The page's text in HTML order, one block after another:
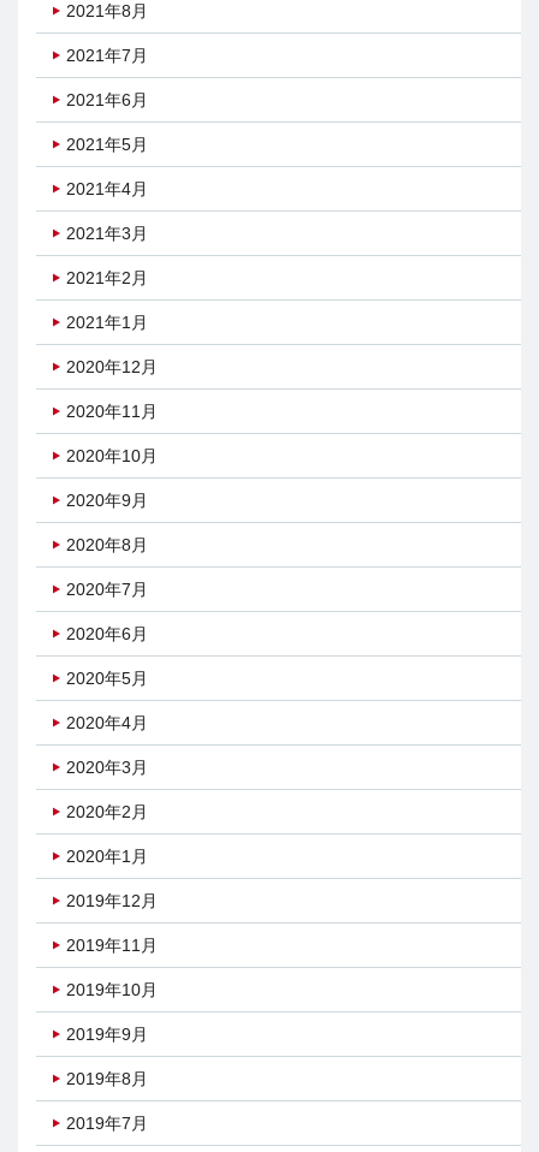
2021年8月
2021年7月
2021年6月
2021年5月
2021年4月
2021年3月
2021年2月
2021年1月
2020年12月
2020年11月
2020年10月
2020年9月
2020年8月
2020年7月
2020年6月
2020年5月
2020年4月
2020年3月
2020年2月
2020年1月
2019年12月
2019年11月
2019年10月
2019年9月
2019年8月
2019年7月